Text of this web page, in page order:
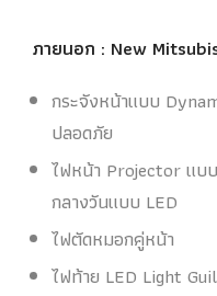
ภายนอก : New
กระจังหน้าแบบ
ปลอดภัย
ไฟหน้า Projector แบ
กลางวันแบบ LED
ไฟตัดหมอกคู่หน้า
ไฟท้าย LED Light